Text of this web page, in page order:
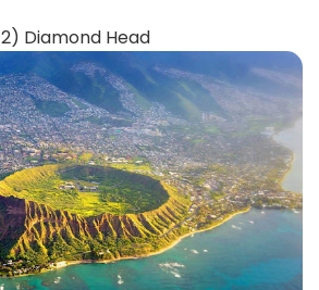
2) Diamond Head